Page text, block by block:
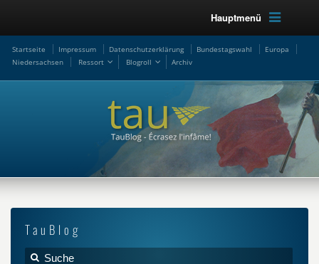
Hauptmenü
Startseite Impressum Datenschutzerklärung Bundestagswahl
Europa
Niedersachsen
Ressort Blogroll Archiv
TauBlog